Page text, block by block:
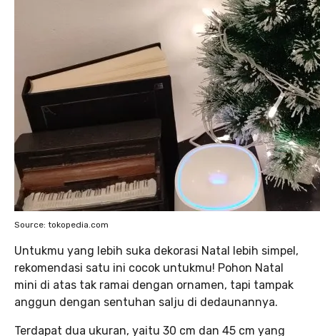
Source: tokopedia.com
Untukmu yang lebih suka dekorasi Natal lebih simpel,
rekomendasi satu ini cocok untukmu! Pohon Natal
mini di atas tak ramai dengan ornamen, tapi tampak
anggun dengan sentuhan salju di dedaunannya.
Terdapat dua ukuran, yaitu 30 cm dan 45 cm yang